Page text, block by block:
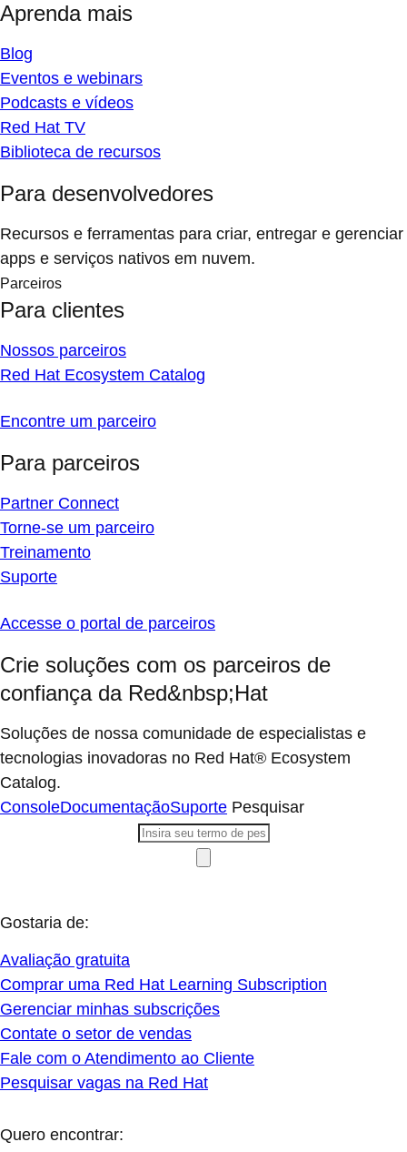
Aprenda mais
Blog
Eventos e webinars
Podcasts e vídeos
Red Hat TV
Biblioteca de recursos
Para desenvolvedores
Recursos e ferramentas para criar, entregar e gerenciar
apps e serviços nativos em nuvem.
Parceiros
Para clientes
Nossos parceiros
Red Hat Ecosystem Catalog
Encontre um parceiro
Para parceiros
Partner Connect
Torne-se um parceiro
Treinamento
Suporte
Accesse o portal de parceiros
Crie soluções com os parceiros de
confiança da Red&nbsp;Hat
Soluções de nossa comunidade de especialistas e
tecnologias inovadoras no Red Hat® Ecosystem
Catalog.
ConsoleDocumentaçãoSuporte Pesquisar
Gostaria de:
Avaliação gratuita
Comprar uma Red Hat Learning Subscription
Gerenciar minhas subscrições
Contate o setor de vendas
Fale com o Atendimento ao Cliente
Pesquisar vagas na Red Hat
Quero encontrar: